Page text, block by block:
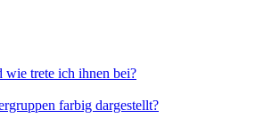
wie trete ich ihnen bei?
farbig dargestellt?